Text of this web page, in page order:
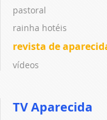
pastoral
rainha hotéis
revista de
vídeos
TV Aparecida